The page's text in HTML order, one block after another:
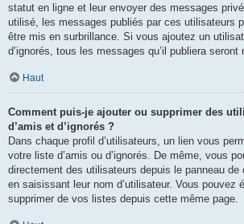
statut en ligne et leur envoyer des messages
utilisé, les messages publiés par ces utilisateurs
être mis en surbrillance. Si vous ajoutez un
d’ignorés, tous les messages qu’il publiera seront
Haut
Comment puis-je ajouter ou supprimer des
d’amis et d’ignorés ?
Dans chaque profil d’utilisateurs, un lien vous
votre liste d’amis ou d’ignorés. De même, vous
directement des utilisateurs depuis le panneau de
en saisissant leur nom d’utilisateur. Vous pouvez
supprimer de vos listes depuis cette même page.